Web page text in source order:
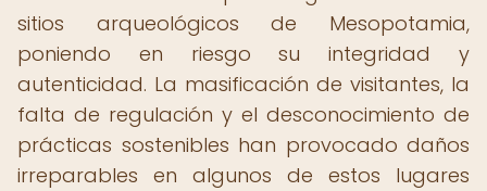
sitios arqueológicos de Mesopotamia,
poniendo en riesgo su integridad y
autenticidad. La masificación de visitantes, la
falta de regulación y el desconocimiento de
prácticas sostenibles han provocado daños
irreparables en algunos de estos lugares